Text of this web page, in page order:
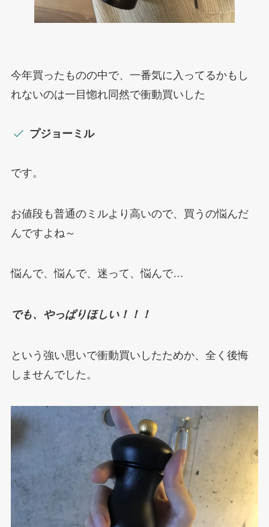
今年買ったものの中で、一番気に入ってるかもし
れないのは一目惚れ同然で衝動買いした
プジョーミル
です。
お値段も普通のミルより高いので、買うの悩んだ
んですよね～
悩んで、悩んで、迷って、悩んで…
でも、やっぱりほしい！！！
という強い思いで衝動買いしたためか、全く後悔
しませんでした。